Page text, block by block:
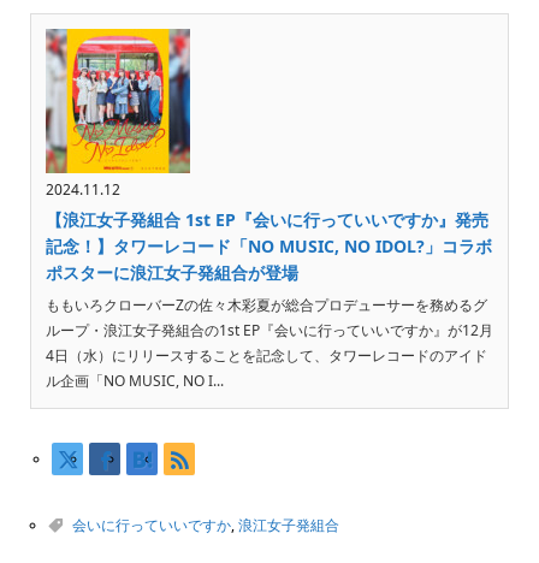
2024.11.12
【浪江女子発組合 1st EP『会いに行っていいですか』発売
記念！】タワーレコード「NO MUSIC, NO IDOL?」コラボ
ポスターに浪江女子発組合が登場
ももいろクローバーZの佐々木彩夏が総合プロデューサーを務めるグ
ループ・浪江女子発組合の1st EP『会いに行っていいですか』が12月
4日（水）にリリースすることを記念して、タワーレコードのアイド
ル企画「NO MUSIC, NO I...
会いに行っていいですか,浪江女子発組合